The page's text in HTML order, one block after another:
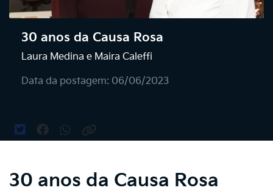
30 anos da Causa Rosa
Laura Medina e Maira Caleffi
Data da postagem: 06/06/2023
30 anos da Causa Rosa